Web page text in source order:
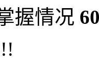
握情况